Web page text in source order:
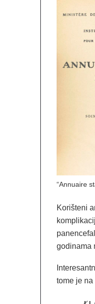
“Annuaire
Korišteni
godinama
tome je